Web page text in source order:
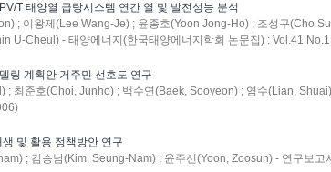
T 태양열 급탕시스템 연간 열 및 발전성능 분석
; 이왕제(Lee Wang-Je) ; 윤종호(Yoon Jong-Ho) ; 조성구(Cho
U-Cheul) - 태양에너지(한국태양에너지학회 논문집) : Vol.41
링 계획안 거주민 선호도 연구
; 최준호(Choi, Junho) ; 백수연(Baek, Sooyeon) ; 염수(Lian,
및 활용 정책방안 연구
; 김승남(Kim, Seung-Nam) ; 윤주선(Yoon, Zoosun) - 연구보